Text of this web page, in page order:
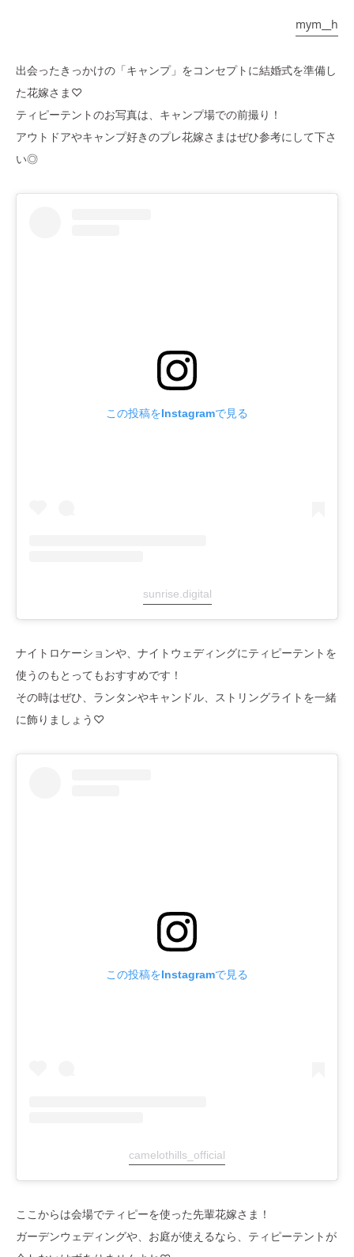
mym__h
出会ったきっかけの「キャンプ」をコンセプトに結婚式を準備し
た花嫁さま♡
ティピーテントのお写真は、キャンプ場での前撮り！
アウトドアやキャンプ好きのプレ花嫁さまはぜひ参考にして下さ
い◎
この投稿をInstagramで見る
sunrise.digital
ナイトロケーションや、ナイトウェディングにティピーテントを
使うのもとってもおすすめです！
その時はぜひ、ランタンやキャンドル、ストリングライトを一緒
に飾りましょう♡
この投稿をInstagramで見る
camelothills_official
ここからは会場でティピーを使った先輩花嫁さま！
ガーデンウェディングや、お庭が使えるなら、ティピーテントが